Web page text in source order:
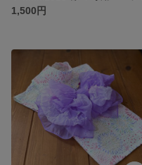
1,500円